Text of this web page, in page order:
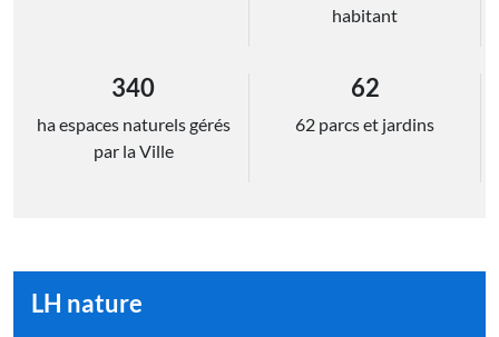
habitant
340
ha espaces naturels gérés
par la Ville
62
62 parcs et jardins
LH nature